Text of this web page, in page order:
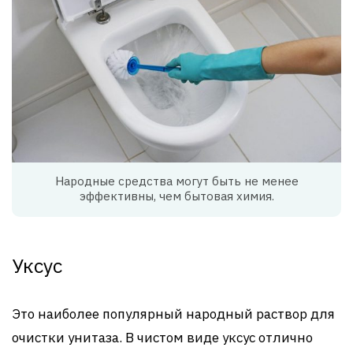
Народные средства могут быть не менее
эффективны, чем бытовая химия.
Уксус
Это наиболее популярный народный раствор для
очистки унитаза. В чистом виде уксус отлично